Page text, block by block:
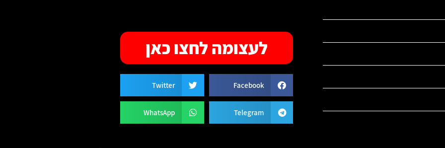
לעצומה לחצו כאן
Facebook
Twitter
Telegram
WhatsApp